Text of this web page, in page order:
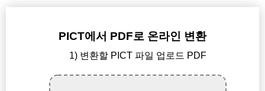
PICT에서 PDF로 온라인 변환
1) 변환할 PICT 파일 업로드 PDF